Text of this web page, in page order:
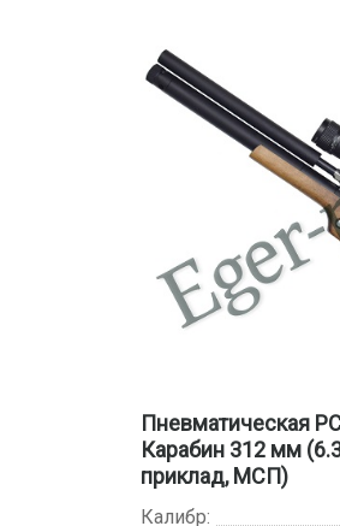
Пневматическая
Карабин 312 мм
приклад, МСП)
Калибр: